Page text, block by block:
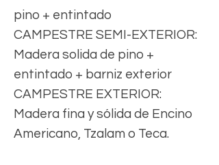
pino + entintado
CAMPESTRE SEMI-EXTERIOR:
Madera solida de pino +
entintado + barniz exterior
CAMPESTRE EXTERIOR:
Madera fina y sólida de Encino
Americano, Tzalam o Teca.